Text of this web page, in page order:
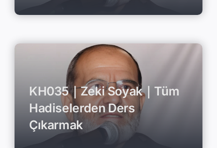
KH035｜Zeki Soyak｜Tüm
Hadiselerden Ders
Çıkarmak